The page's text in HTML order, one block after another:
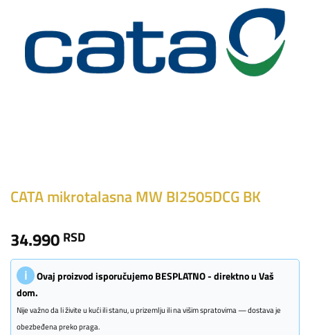
CATA mikrotalasna MW BI2505DCG BK
34.990 RSD
ℹ
Ovaj proizvod isporučujemo BESPLATNO - direktno u Vaš
dom.
Nije važno da li živite u kući ili stanu, u prizemlju ili na višim spratovima — dostava je
obezbeđena preko praga.